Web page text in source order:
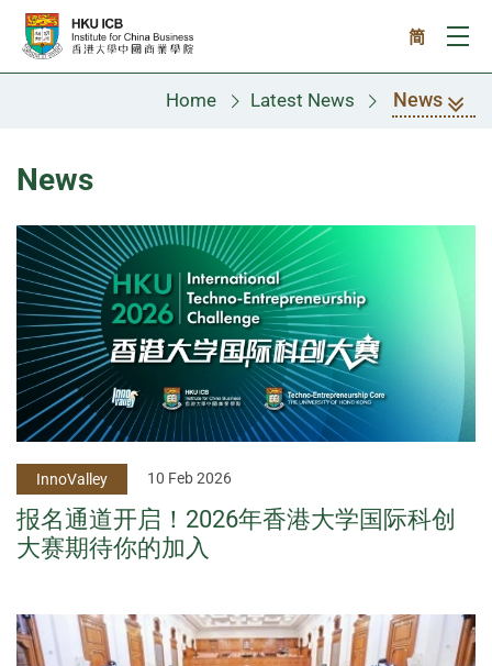
Skip to main content
简
Home Latest News News
News
InnoValley 10 Feb 2026
报名通道开启！2026年香港大学国际科创
大赛期待你的加入